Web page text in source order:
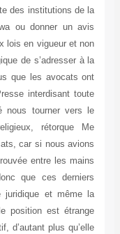
des institutions de la
ou donner un avis
lois en vigueur et non
de s’adresser à la
que les avocats ont
interdisant toute
nous tourner vers le
rétorque Me
car si nous avions
entre les mains
que ces derniers
juridique et même la
position est étrange
d’autant plus qu’elle